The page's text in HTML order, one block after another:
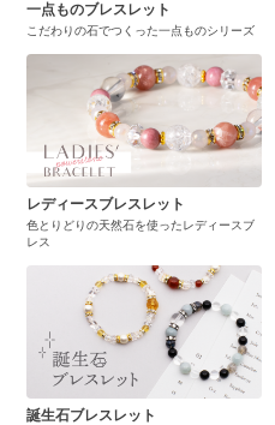
一点ものブレスレット
こだわりの石でつくった一点ものシリーズ
レディースブレスレット
色とりどりの天然石を使ったレディースブ
レス
誕生石ブレスレット